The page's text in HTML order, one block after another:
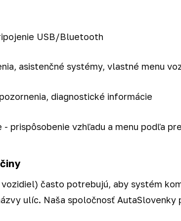
USB/Bluetooth
asistenčné systémy, vlastné menu
diagnostické informácie
prispôsobenie vzhľadu a menu podľa
často potrebujú, aby systém
ulíc. Naša spoločnosť AutaSlovenky